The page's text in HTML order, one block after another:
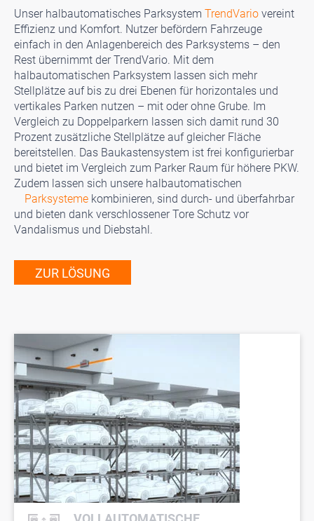
Unser halbautomatisches Parksystem TrendVario vereint
Effizienz und Komfort. Nutzer befördern Fahrzeuge
einfach in den Anlagenbereich des Parksystems – den
Rest übernimmt der TrendVario. Mit dem
halbautomatischen Parksystem lassen sich mehr
Stellplätze auf bis zu drei Ebenen für horizontales und
vertikales Parken nutzen – mit oder ohne Grube. Im
Vergleich zu Doppelparkern lassen sich damit rund 30
Prozent zusätzliche Stellplätze auf gleicher Fläche
bereitstellen. Das Baukastensystem ist frei konfigurierbar
und bietet im Vergleich zum Parker Raum für höhere PKW.
Zudem lassen sich unsere halbautomatischen
Parksysteme kombinieren, sind durch- und überfahrbar
und bieten dank verschlossener Tore Schutz vor
Vandalismus und Diebstahl.
ZUR LÖSUNG